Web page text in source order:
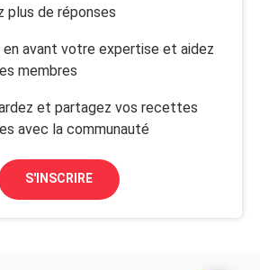
plus de réponses
avant votre expertise et aidez
membres
et partagez vos recettes
avec la communauté
S'INSCRIRE